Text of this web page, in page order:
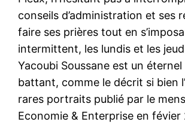
conseils d’administration et ses
faire ses prières tout en
intermittent, les lundis et les
Yacoubi Soussane est un
battant, comme le décrit si bien
rares portraits publié par le
Economie & Enterprise en févier